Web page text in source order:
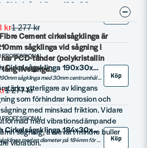
1 277 kr
kr
Köp
PROFESSIONAL
Bosch Cirkelsågsklinga 190x30x2,2mm 4T EXPERT FOR FIBER CEMENT
Bosch 190mm sågklinga med 30mm centrumhål för sågning i material såsom t.e.x fibercement.
1 277 kr
Köp
Bosch Cirkelsågsklinga 184x30x2,2mm 4T EXPERT FOR FIBER CEMENT
Bosch sågklinga med en diameter på 184mm för sågning i fibercement Köp
Cement cirkelsågklinga är
sågklinga vid sågning i
PCD-tänder (polykristallin
lång livslängd.
ytterligare av klingans
som förhindrar korrosion och
med minskad friktion. Vidare
med vibrationsdämpande
sågning, avsevärt mindre buller
vibration.